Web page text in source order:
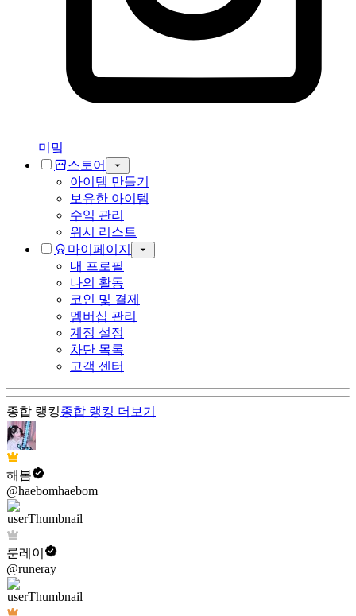
미밐
스토어
아이템 만들기
보유한 아이템
수익 관리
위시 리스트
마이페이지
내 프로필
나의 활동
코인 및 결제
멤버십 관리
계정 설정
차단 목록
고객 센터
종합 랭킹종합 랭킹 더보기
해봄
@haebomhaebom
룬레이
@runeray